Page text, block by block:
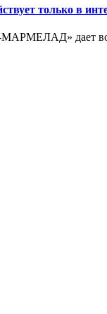
только в
дает